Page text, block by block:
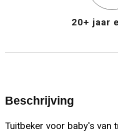
20+ jaar
Beschrijving
Tuitbeker voor baby's van